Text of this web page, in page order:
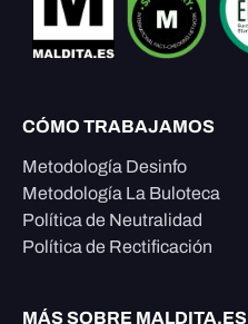
CÓMO TRABAJAMOS
Metodología Desinfo
Metodología La Buloteca
Política de Neutralidad
Política de Rectificación
MÁS SOBRE MALDITA.ES